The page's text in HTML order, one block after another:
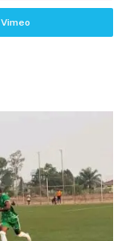
Vimeo